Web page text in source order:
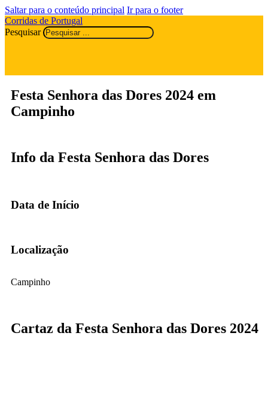
Saltar para o conteúdo principal Ir para o footer
Corridas de Portugal
Pesquisar
Festa Senhora das Dores 2024 em
Campinho
Info da Festa Senhora das Dores
Data de Início
Localização
Campinho
Cartaz da Festa Senhora das Dores 2024